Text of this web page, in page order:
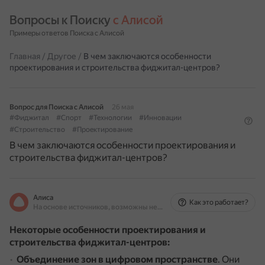
Вопросы к Поиску с Алисой
Примеры ответов Поиска с Алисой
Главная / Другое / В чем заключаются особенности
проектирования и строительства фиджитал-центров?
Вопрос для Поиска с Алисой
26 мая
#Фиджитал
#Спорт #Технологии
#Инновации
#Строительство
#Проектирование
В чем заключаются особенности проектирования и
строительства фиджитал-центров?
Алиса
На основе источников, возможны неточности
Как это работает?
Некоторые особенности проектирования и
строительства фиджитал-центров:
Объединение зон в цифровом пространстве. Они